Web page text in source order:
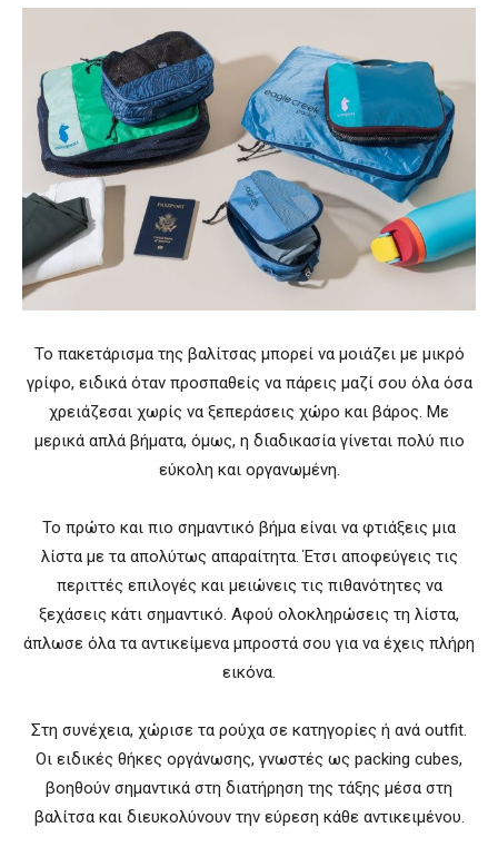
Το πακετάρισμα της βαλίτσας μπορεί να μοιάζει με μικρό
γρίφο, ειδικά όταν προσπαθείς να πάρεις μαζί σου όλα όσα
χρειάζεσαι χωρίς να ξεπεράσεις χώρο και βάρος. Με
μερικά απλά βήματα, όμως, η διαδικασία γίνεται πολύ πιο
εύκολη και οργανωμένη.
Το πρώτο και πιο σημαντικό βήμα είναι να φτιάξεις μια
λίστα με τα απολύτως απαραίτητα. Έτσι αποφεύγεις τις
περιττές επιλογές και μειώνεις τις πιθανότητες να
ξεχάσεις κάτι σημαντικό. Αφού ολοκληρώσεις τη λίστα,
άπλωσε όλα τα αντικείμενα μπροστά σου για να έχεις πλήρη
εικόνα.
Στη συνέχεια, χώρισε τα ρούχα σε κατηγορίες ή ανά outfit.
Οι ειδικές θήκες οργάνωσης, γνωστές ως packing cubes,
βοηθούν σημαντικά στη διατήρηση της τάξης μέσα στη
βαλίτσα και διευκολύνουν την εύρεση κάθε αντικειμένου.